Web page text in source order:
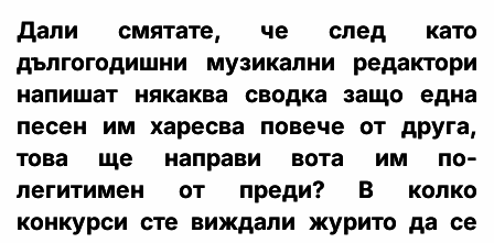
Дали смятате, че след като
дългогодишни музикални редактори
напишат някаква сводка защо една
песен им харесва повече от друга,
това ще направи вота им по-
легитимен от преди? В колко
конкурси сте виждали журито да се